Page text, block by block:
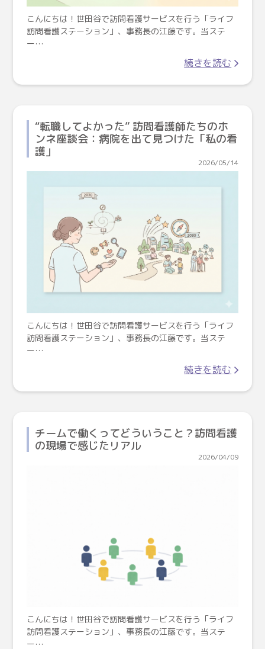
こんにちは！世田谷で訪問看護サービスを行う「ライフ
訪問看護ステーション」、事務長の江藤です。当ステ
ー…
続きを読む
“転職してよかった” 訪問看護師たちのホ
ンネ座談会：病院を出て見つけた「私の看
護」
2026/05/14
こんにちは！世田谷で訪問看護サービスを行う「ライフ
訪問看護ステーション」、事務長の江藤です。当ステ
ー…
続きを読む
チームで働くってどういうこと？訪問看護
の現場で感じたリアル
2026/04/09
こんにちは！世田谷で訪問看護サービスを行う「ライフ
訪問看護ステーション」、事務長の江藤です。当ステ
ー…